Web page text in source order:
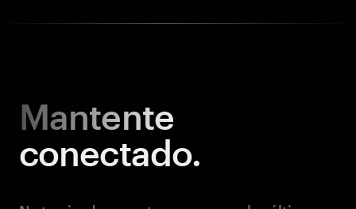
Mantente
conectado.